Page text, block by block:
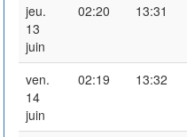
jeu.
13
juin
02:20 13:31
ven.
14
juin
02:19 13:32